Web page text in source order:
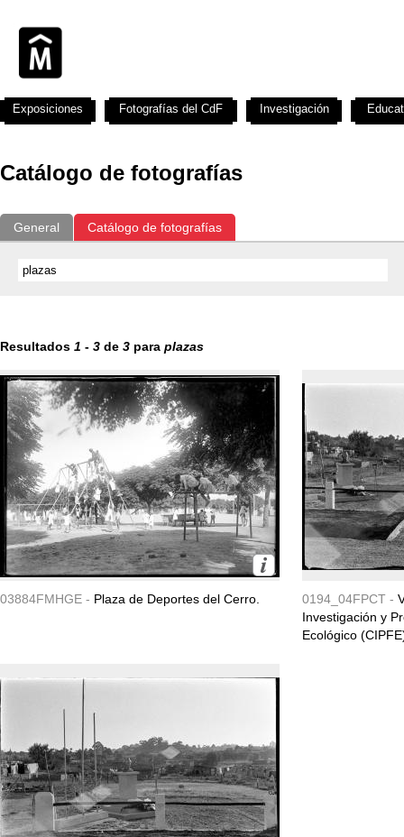
Catálogo de fotografías
General Catálogo de fotografías
Resultados 1 - 3 de 3 para plazas
03884FMHGE - Plaza de Deportes del Cerro. 0194_04FPCT -
Investigación y
Ecológico
Exposiciones Fotografías del CdF Investigación